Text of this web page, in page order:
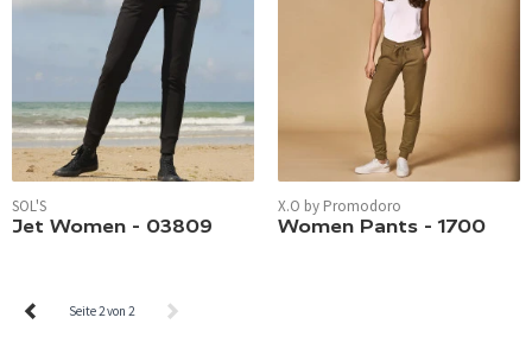
SOL'S
Jet Women - 03809
X.O by Promodoro
Women Pants - 1700
Seite 2 von 2